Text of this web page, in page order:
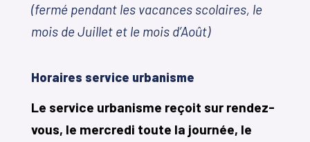
(fermé pendant les vacances scolaires, le
mois de Juillet et le mois d’Août)
Horaires service urbanisme
Le service urbanisme reçoit sur rendez-
vous, le mercredi toute la journée, le